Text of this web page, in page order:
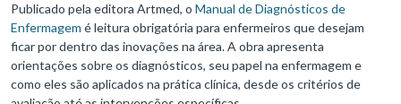
Publicado pela editora Artmed, o Manual de Diagnósticos de
Enfermagem é leitura obrigatória para enfermeiros que desejam
ficar por dentro das inovações na área. A obra apresenta
orientações sobre os diagnósticos, seu papel na enfermagem e
como eles são aplicados na prática clínica, desde os critérios de